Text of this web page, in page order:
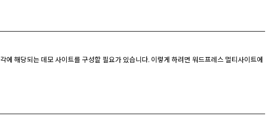
해당되는 데모 사이트를 구성할 필요가 있습니다. 이렇게 하려면 워드프레스 멀티사이트에